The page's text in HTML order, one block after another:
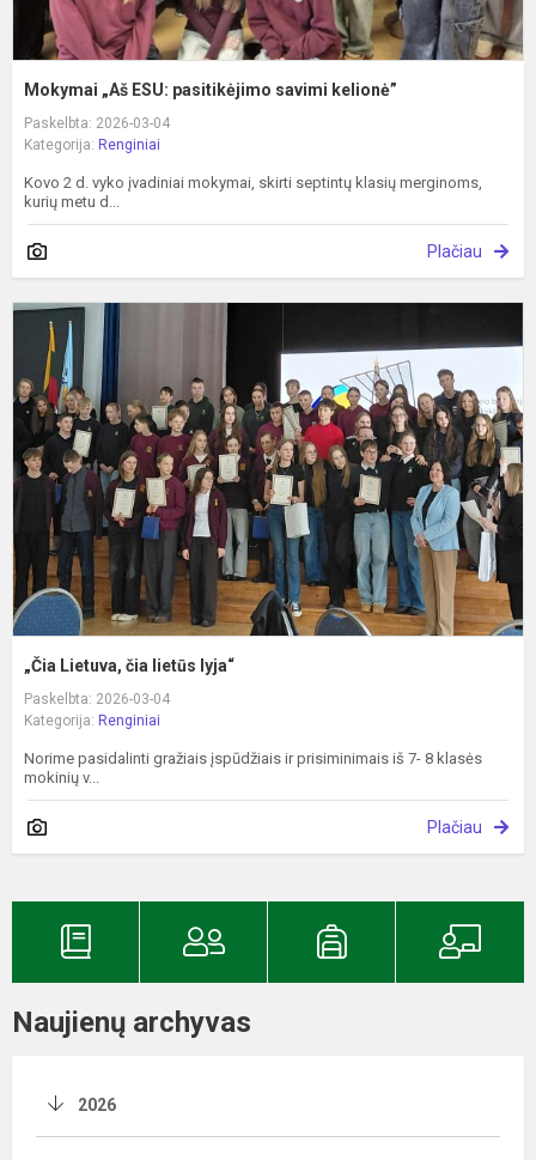
Mokymai „Aš ESU: pasitikėjimo savimi kelionė”
Paskelbta: 2026-03-04
Kategorija: Renginiai
Kovo 2 d. vyko įvadiniai mokymai, skirti septintų klasių merginoms,
kurių metu d...
Plačiau
„Čia Lietuva, čia lietūs lyja“
Paskelbta: 2026-03-04
Kategorija: Renginiai
Norime pasidalinti gražiais įspūdžiais ir prisiminimais iš 7- 8 klasės
mokinių v...
Plačiau
Naujienų archyvas
2026